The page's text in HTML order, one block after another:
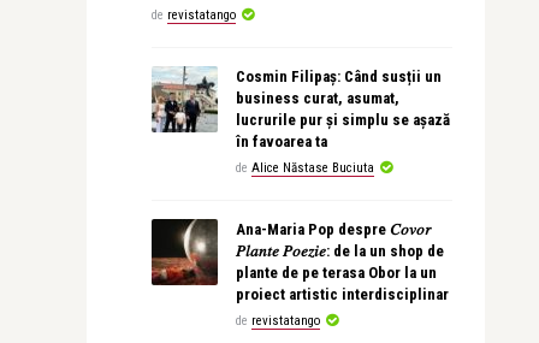
de revistatango
Cosmin Filipaș: Când susții un
business curat, asumat,
lucrurile pur și simplu se așază
în favoarea ta
de Alice Năstase Buciuta
Ana-Maria Pop despre 𝐶𝑜𝑣𝑜𝑟
𝑃𝑙𝑎𝑛𝑡𝑒 𝑃𝑜𝑒𝑧𝑖𝑒: de la un shop de
plante de pe terasa Obor la un
proiect artistic interdisciplinar
de revistatango